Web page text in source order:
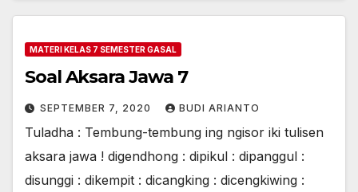
MATERI KELAS 7 SEMESTER GASAL
Soal Aksara Jawa 7
SEPTEMBER 7, 2020 BUDI ARIANTO
Tuladha : Tembung-tembung ing ngisor iki tulisen
aksara jawa ! digendhong : dipikul : dipanggul :
disunggi : dikempit : dicangking : dicengkiwing :